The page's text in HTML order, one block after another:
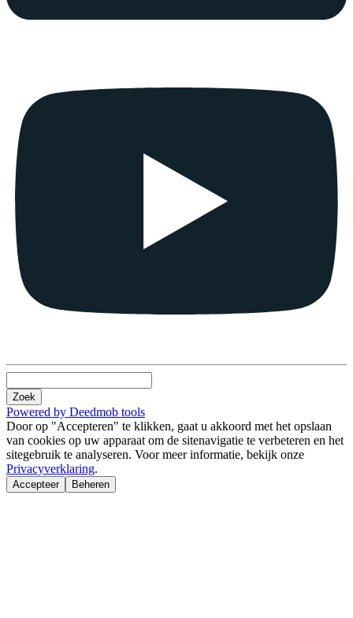
Zoek
Powered by Deedmob tools
Door op "Accepteren" te klikken, gaat u akkoord met het opslaan
van cookies op uw apparaat om de sitenavigatie te verbeteren en het
sitegebruik te analyseren. Voor meer informatie, bekijk onze
Privacyverklaring.
Accepteer Beheren